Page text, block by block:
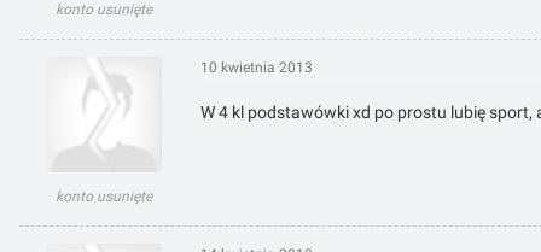
konto usunięte
konto usunięte
10 kwietnia 2013
W 4 kl podstawówki xd po prostu lubię sport,